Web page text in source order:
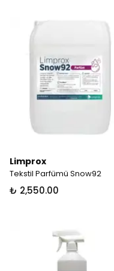
Limprox
Tekstil Parfümü Snow92
₺ 2,550.00